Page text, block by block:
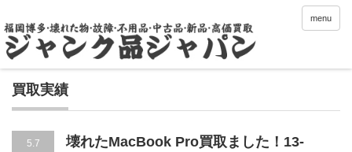
menu
買取実績
5.7
壊れたMacBook Pro買取ました！13-